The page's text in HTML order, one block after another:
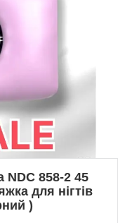
NDC 858-2 45
для нігтів
)